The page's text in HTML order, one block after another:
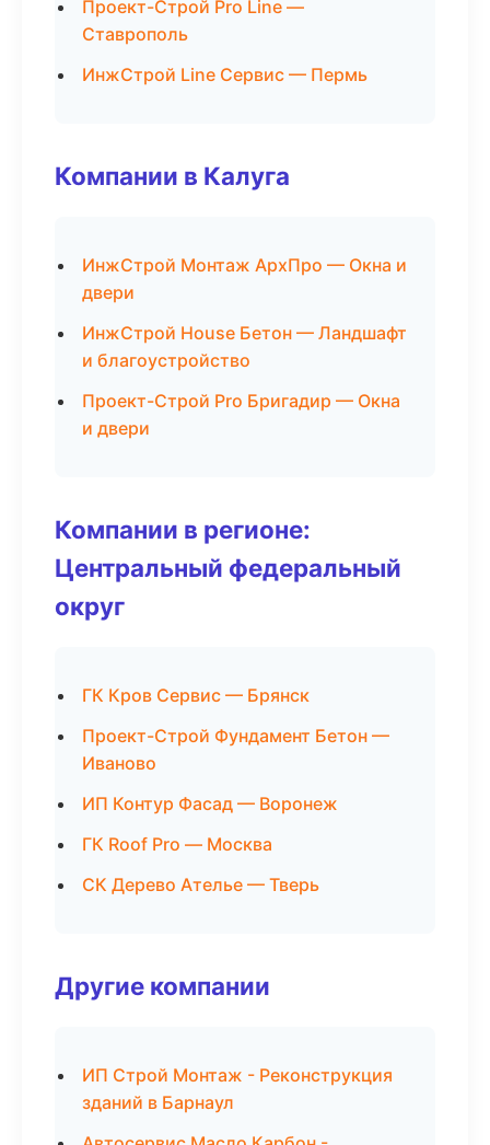
Проект-Строй Pro Line —
Ставрополь
ИнжСтрой Line Сервис — Пермь
Компании в Калуга
ИнжСтрой Монтаж АрхПро — Окна и
двери
ИнжСтрой House Бетон — Ландшафт
и благоустройство
Проект-Строй Pro Бригадир — Окна
и двери
Компании в регионе:
Центральный федеральный
округ
ГК Кров Сервис — Брянск
Проект-Строй Фундамент Бетон —
Иваново
ИП Контур Фасад — Воронеж
ГК Roof Pro — Москва
СК Дерево Ателье — Тверь
Другие компании
ИП Строй Монтаж - Реконструкция
зданий в Барнаул